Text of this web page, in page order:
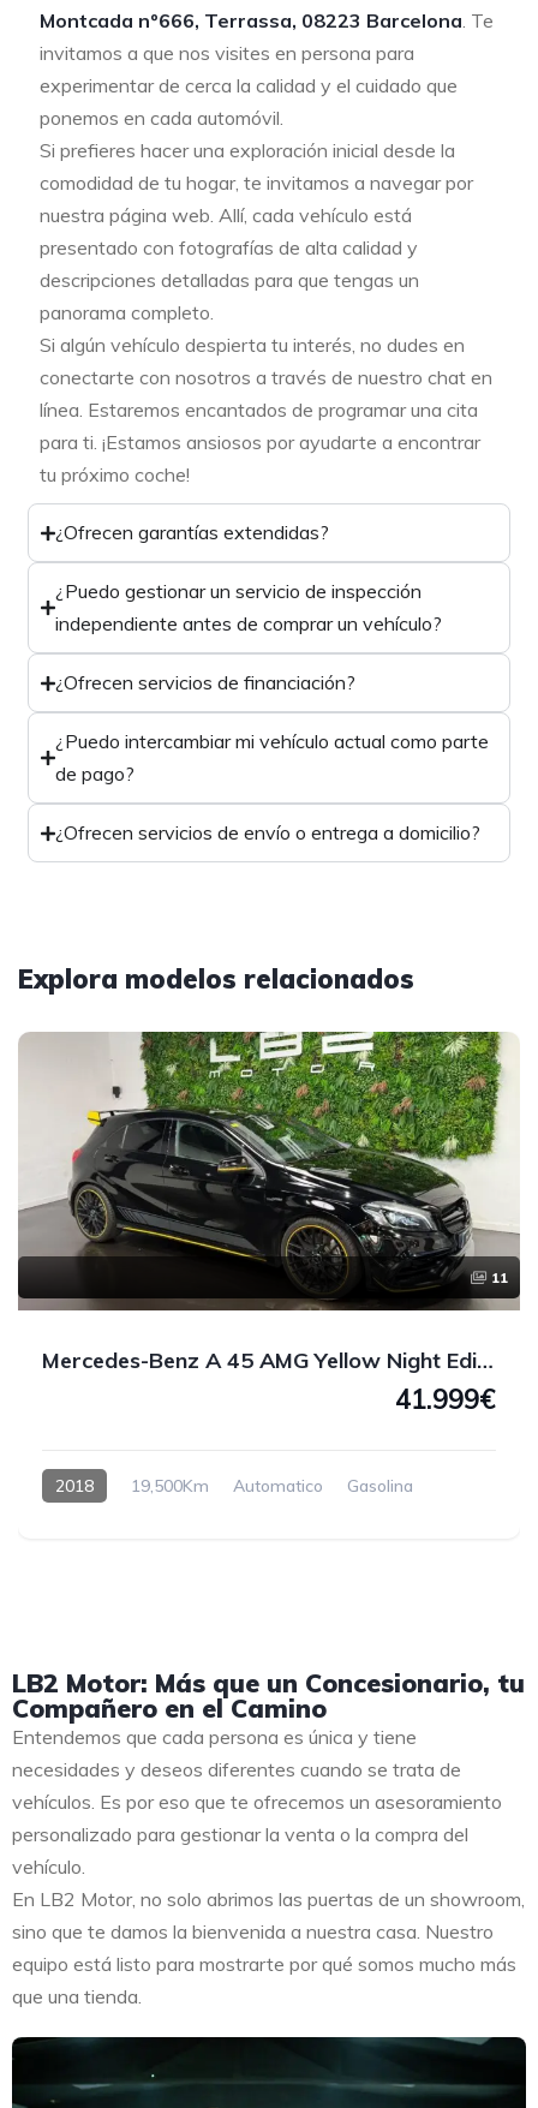
Montcada nº666, Terrassa, 08223 Barcelona. Te
invitamos a que nos visites en persona para
experimentar de cerca la calidad y el cuidado que
ponemos en cada automóvil.
Si prefieres hacer una exploración inicial desde la
comodidad de tu hogar, te invitamos a navegar por
nuestra página web. Allí, cada vehículo está
presentado con fotografías de alta calidad y
descripciones detalladas para que tengas un
panorama completo.
Si algún vehículo despierta tu interés, no dudes en
conectarte con nosotros a través de nuestro chat en
línea. Estaremos encantados de programar una cita
para ti. ¡Estamos ansiosos por ayudarte a encontrar
tu próximo coche!
¿Ofrecen garantías extendidas?
¿Puedo gestionar un servicio de inspección
independiente antes de comprar un vehículo?
¿Ofrecen servicios de financiación?
¿Puedo intercambiar mi vehículo actual como parte
de pago?
¿Ofrecen servicios de envío o entrega a domicilio?
Explora modelos relacionados
11
Mercedes-Benz A 45 AMG Yellow Night Edition 4MATIC 381 CV
41.999€
2018 19,500Km Automatico Gasolina
LB2 Motor: Más que un Concesionario, tu
Compañero en el Camino
Entendemos que cada persona es única y tiene
necesidades y deseos diferentes cuando se trata de
vehículos. Es por eso que te ofrecemos un asesoramiento
personalizado para gestionar la venta o la compra del
vehículo.
En LB2 Motor, no solo abrimos las puertas de un showroom,
sino que te damos la bienvenida a nuestra casa. Nuestro
equipo está listo para mostrarte por qué somos mucho más
que una tienda.